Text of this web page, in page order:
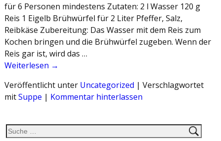
für 6 Personen mindestens Zutaten: 2 l Wasser 120 g
Reis 1 Eigelb Brühwürfel für 2 Liter Pfeffer, Salz,
Reibkäse Zubereitung: Das Wasser mit dem Reis zum
Kochen bringen und die Brühwürfel zugeben. Wenn der
Reis gar ist, wird das …
Weiterlesen →
Veröffentlicht unter Uncategorized | Verschlagwortet
mitSuppe | Kommentar hinterlassen